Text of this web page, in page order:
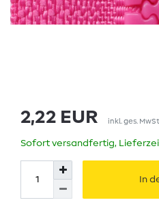
2,22 EUR inkl. ges.
Sofort versandfertig,
In